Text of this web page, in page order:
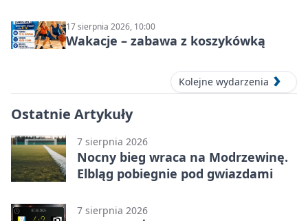
17 sierpnia 2026, 10:00
Wakacje – zabawa z koszykówką
Kolejne wydarzenia
Ostatnie Artykuły
7 sierpnia 2026
Nocny bieg wraca na Modrzewinę.
Elbląg pobiegnie pod gwiazdami
7 sierpnia 2026